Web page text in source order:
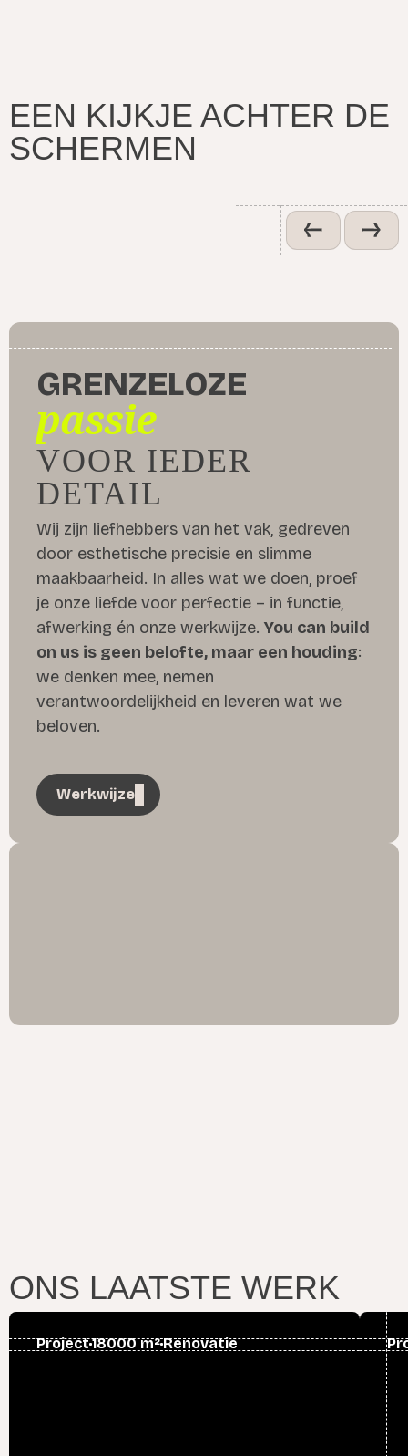
EEN KIJKJE ACHTER DE
SCHERMEN
GRENZELOZE
passie
VOOR IEDER
DETAIL
Wij zijn liefhebbers van het vak, gedreven
door esthetische precisie en slimme
maakbaarheid. In alles wat we doen, proef
je onze liefde voor perfectie – in functie,
afwerking én onze werkwijze. You can build
on us is geen belofte, maar een houding:
we denken mee, nemen
verantwoordelijkheid en leveren wat we
beloven.
Werkwijze
ONS LAATSTE WERK
Project18000 m² Renovatie